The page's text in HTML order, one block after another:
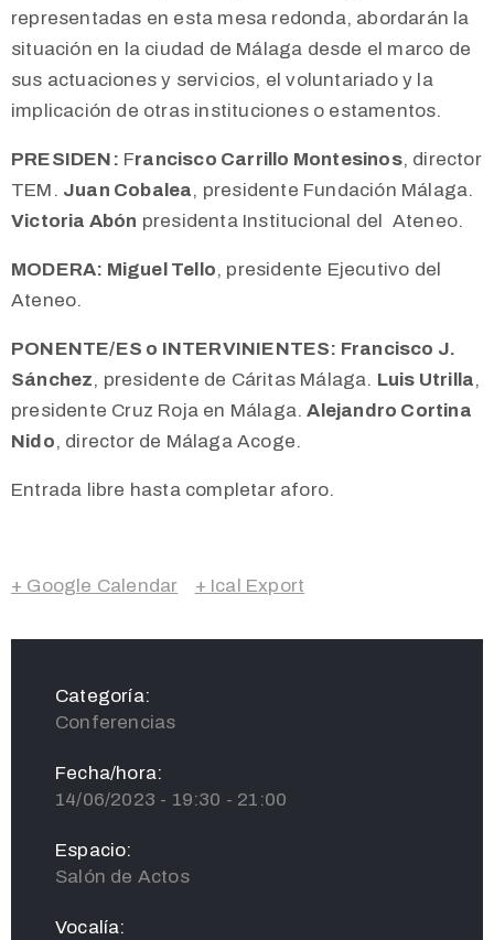
representadas en esta mesa redonda, abordarán la
situación en la ciudad de Málaga desde el marco de
sus actuaciones y servicios, el voluntariado y la
implicación de otras instituciones o estamentos.
PRESIDEN: Francisco Carrillo Montesinos, director
TEM. Juan Cobalea, presidente Fundación Málaga.
Victoria Abón presidenta Institucional del Ateneo.
MODERA: Miguel Tello, presidente Ejecutivo del
Ateneo.
PONENTE/ES o INTERVINIENTES: Francisco J.
Sánchez, presidente de Cáritas Málaga. Luis Utrilla,
presidente Cruz Roja en Málaga.Alejandro Cortina
Nido, director de Málaga Acoge.
Entrada libre hasta completar aforo.
+ Google Calendar + Ical Export
Categoría:
Conferencias
Fecha/hora:
14/06/2023 - 19:30 - 21:00
Espacio:
Salón de Actos
Vocalía: